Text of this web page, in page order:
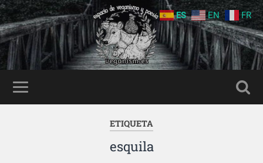
ETIQUETA
esquila
ES EN FR